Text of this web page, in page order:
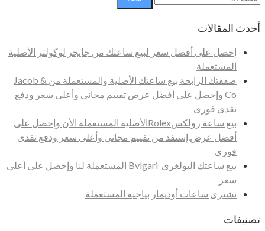
عن:
أحدث المقالات
إحصل على أفضل سعر لبيع ساعتك من جايجر لوكولتر الأصلية
المستعملة
صفقتك الرابحة بيع ساعتك الأصلية والمستعملة من Jacob &
Co وإحصل على أفضل عرض تقييم مجانى وأعلى سعر ودفع
نقدى فورى
بيع ساعة رولكسRolexالأصلية المستعملة الأن وإحصل على
أفضل عرض.إستفد من تقييم مجانى وأعلى سعر ودفع نقدى
فورى
بيع ساعتك البولغرى Bvlgari المستعملة لنا وإحصل على أعلى
سعر
نشترى ساعات أوديمار بياجيه المستعملة
تصنيفات